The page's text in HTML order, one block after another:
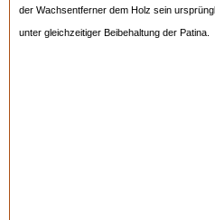
der Wachsentferner dem Holz sein
unter gleichzeitiger Beibehaltung der Patina.